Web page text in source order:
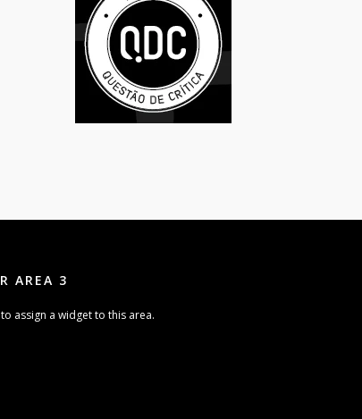
AREA 3
assign a widget to this area.